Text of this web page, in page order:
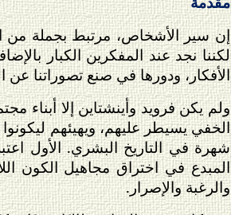
إن سير الأشخاص، مرتبط بجملة من
لكننا نجد عند المفكرين الكبار
الأفكار، ودورها في صنع تصوراتنا عن
ولم يكن فرويد وأينشتاين إلا أبناء
الخفي يسيطر عليهم، ويهيئهم
شهرة في التاريخ البشري. الأول
المبدع في اختراق مجاهيل الكون
والرغبة والإصرار.